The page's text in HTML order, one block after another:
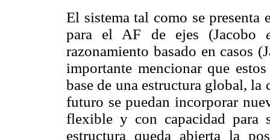
El sistema tal como se
para el AF de ejes (Jacobo
razonamiento basado en casos
importante mencionar que
base de una estructura global, la
futuro se puedan incorporar
flexible y con capacidad para
estructura queda abierta la